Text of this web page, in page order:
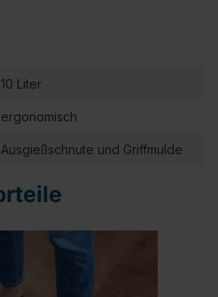
10 Liter
ergonomisch
Ausgießschnute und Griffmulde